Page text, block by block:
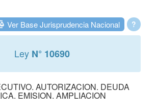
?
Ver Base Jurisprudencia Nacional
Ley N° 10690
AUTORIZACION. DEUDA
EMISION. AMPLIACION